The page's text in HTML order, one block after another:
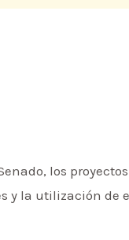
los
y la utilización de